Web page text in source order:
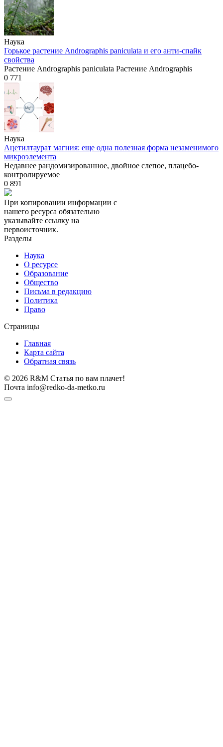
Наука
Горькое растение Andrographis paniculata и его анти-спайк
свойства
Растение Andrographis paniculata Растение Andrographis
0 771
Наука
Ацетилтаурат магния: еще одна полезная форма незаменимого
микроэлемента
Недавнее рандомизированное, двойное слепое, плацебо-
контролируемое
0 891
При копировании информации с
нашего ресурса обязательно
указывайте ссылку на
первоисточник.
Разделы
Наука
О ресурсе
Образование
Общество
Письма в редакцию
Политика
Право
Страницы
Главная
Карта сайта
Обратная связь
© 2026 R&M Статья по вам плачет!
Почта info@redko-da-metko.ru